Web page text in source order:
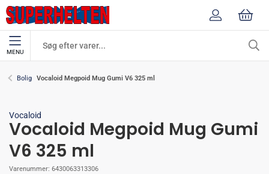
MENU
Bolig Vocaloid Megpoid Mug Gumi V6 325 ml
Vocaloid
Vocaloid Megpoid Mug Gumi
V6 325 ml
Varenummer: 6430063313306